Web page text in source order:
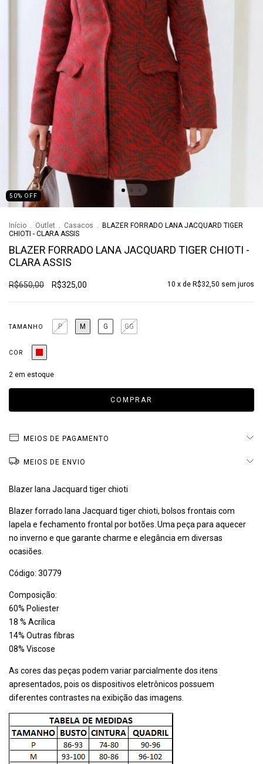
50% OFF
Início Outlet Casacos
BLAZER FORRADO LANA JACQUARD TIGER
CHIOTI - CLARA ASSIS
BLAZER FORRADO LANA JACQUARD TIGER CHIOTI -
CLARA ASSIS
R$650,00 R$325,00 10 x de R$32,50 sem juros
TAMANHO P M G GG
COR
2 em estoque
MEIOS DE PAGAMENTO
MEIOS DE ENVIO
Blazer lana Jacquard tiger chioti
Blazer forrado lana Jacquard tiger chioti, bolsos frontais com
lapela e fechamento frontal por botões Uma peça para aquecer
no inverno e que garante charme e elegância em diversas
ocasiões.
Código: 30779
Composição:
60% Poliester
18 % Acrílica
14% Outras fibras
08% Viscose
As cores das peças podem variar parcialmente dos itens
apresentados, pois os dispositivos eletrônicos possuem
diferentes contrastes na exibição das imagens.